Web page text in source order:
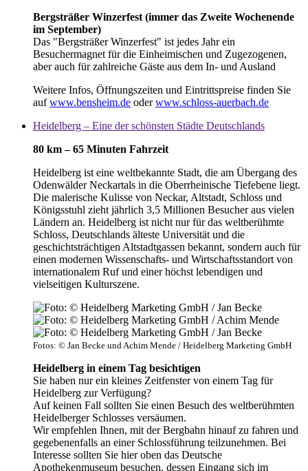
Bergsträßer Winzerfest (immer das Zweite Wochenende
im September)
Das "Bergsträßer Winzerfest" ist jedes Jahr ein
Besuchermagnet für die Einheimischen und Zugezogenen,
aber auch für zahlreiche Gäste aus dem In- und Ausland
Weitere Infos, Öffnungszeiten und Eintrittspreise finden Sie
aufwww.bensheim.de oderwww.schloss-auerbach.de
Heidelberg – Eine der schönsten Städte Deutschlands
80 km – 65 Minuten Fahrzeit
Heidelberg ist eine weltbekannte Stadt, die am Übergang des
Odenwälder Neckartals in die Oberrheinische Tiefebene liegt.
Die malerische Kulisse von Neckar, Altstadt, Schloss und
Königsstuhl zieht jährlich 3,5 Millionen Besucher aus vielen
Ländern an. Heidelberg ist nicht nur für das weltberühmte
Schloss, Deutschlands älteste Universität und die
geschichtsträchtigen Altstadtgassen bekannt, sondern auch für
einen modernen Wissenschafts- und Wirtschaftsstandort von
internationalem Ruf und einer höchst lebendigen und
vielseitigen Kulturszene.
Fotos: © Jan Becke und Achim Mende / Heidelberg Marketing GmbH
Heidelberg in einem Tag besichtigen
Sie haben nur ein kleines Zeitfenster von einem Tag für
Heidelberg zur Verfügung?
Auf keinen Fall sollten Sie einen Besuch des weltberühmten
Heidelberger Schlosses versäumen.
Wir empfehlen Ihnen, mit der Bergbahn hinauf zu fahren und
gegebenenfalls an einer Schlossführung teilzunehmen. Bei
Interesse sollten Sie hier oben das Deutsche
Apothekenmuseum besuchen, dessen Eingang sich im